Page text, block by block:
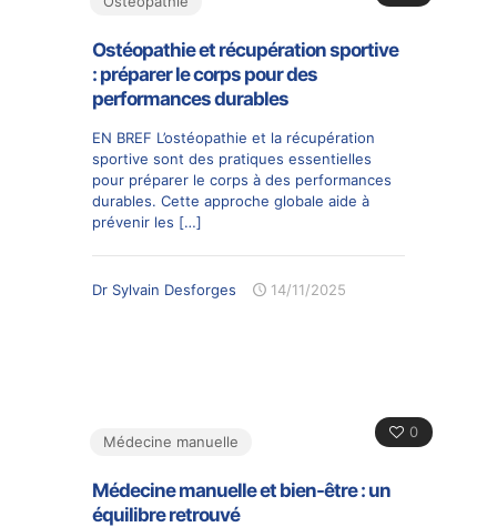
Ostéopathie et récupération sportive
: préparer le corps pour des
performances durables
EN BREF L’ostéopathie et la récupération
sportive sont des pratiques essentielles
pour préparer le corps à des performances
durables. Cette approche globale aide à
prévenir les […]
Dr Sylvain Desforges 14/11/2025
0
Médecine manuelle
Médecine manuelle et bien-être : un
équilibre retrouvé